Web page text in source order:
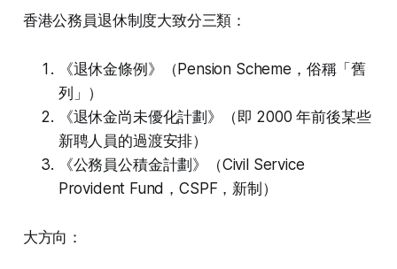
香港公務員退休制度大致分三類：
《退休金條例》（Pension Scheme，俗稱「舊
列」）
《退休金尚未優化計劃》（即 2000 年前後某些
新聘人員的過渡安排）
《公務員公積金計劃》（Civil Service
Provident Fund，CSPF，新制）
大方向：